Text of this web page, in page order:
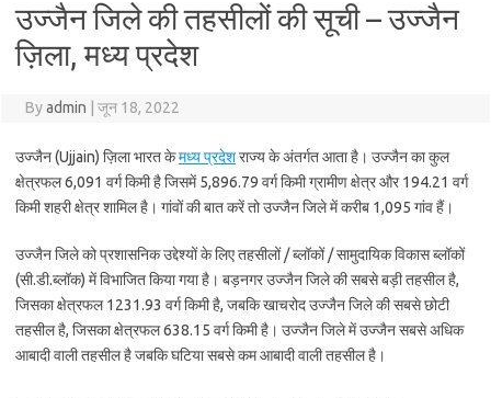
उज्जैन जिले की तहसीलों की सूची – उज्जैन
ज़िला, मध्य प्रदेश
Byadmin जून 18, 2022
उज्जैन (Ujjain) ज़िला भारत केमध्य प्रदेशराज्य के अंतर्गत आता है। उज्जैन का कुल
क्षेत्रफल 6,091 वर्ग किमी है जिसमें 5,896.79 वर्ग किमी ग्रामीण क्षेत्र और 194.21 वर्ग
किमी शहरी क्षेत्र शामिल है। गांवों की बात करें तो उज्जैन जिले में करीब 1,095 गांव हैं।
उज्जैन जिले को प्रशासनिक उद्देश्यों के लिए तहसीलों / ब्लॉकों / सामुदायिक विकास ब्लॉकों
(सी.डी.ब्लॉक) में विभाजित किया गया है। बड़नगर उज्जैन जिले की सबसे बड़ी तहसील है,
जिसका क्षेत्रफल 1231.93 वर्ग किमी है, जबकि खाचरोद उज्जैन जिले की सबसे छोटी
तहसील है, जिसका क्षेत्रफल 638.15 वर्ग किमी है। उज्जैन जिले में उज्जैन सबसे अधिक
आबादी वाली तहसील है जबकि घटिया सबसे कम आबादी वाली तहसील है।